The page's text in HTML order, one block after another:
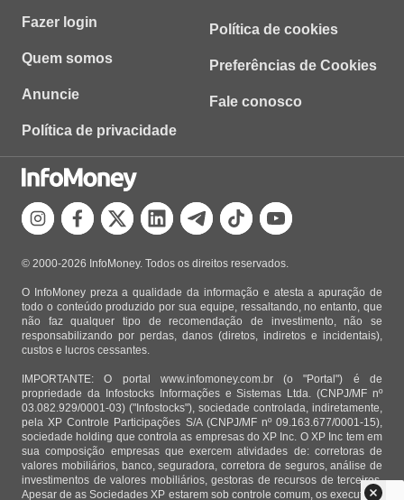
Fazer login
Quem somos
Anuncie
Política de privacidade
Política de cookies
Preferências de Cookies
Fale conosco
© 2000-2026 InfoMoney. Todos os direitos reservados.
O InfoMoney preza a qualidade da informação e atesta a apuração de
todo o conteúdo produzido por sua equipe, ressaltando, no entanto, que
não faz qualquer tipo de recomendação de investimento, não se
responsabilizando por perdas, danos (diretos, indiretos e incidentais),
custos e lucros cessantes.
IMPORTANTE: O portal www.infomoney.com.br (o "Portal") é de
propriedade da Infostocks Informações e Sistemas Ltda. (CNPJ/MF nº
03.082.929/0001-03) ("Infostocks"), sociedade controlada, indiretamente,
pela XP Controle Participações S/A (CNPJ/MF nº 09.163.677/0001-15),
sociedade holding que controla as empresas do XP Inc. O XP Inc tem em
sua composição empresas que exercem atividades de: corretoras de
valores mobiliários, banco, seguradora, corretora de seguros, análise de
investimentos de valores mobiliários, gestoras de recursos de terceiros.
Apesar de as Sociedades XP estarem sob controle comum, os executivos